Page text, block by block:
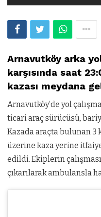
Arnavutköy arka
karşısında saat
kazası meydana
Arnavutköy’de yol
ticari araç sürücüsü,
Kazada araçta bulunan 3
üzerine kaza yerine
edildi. Ekiplerin
çıkarılarak ambulansla